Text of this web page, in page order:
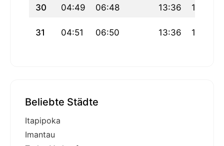
30 04:49 06:48 13:36 17:21
31 04:51 06:50 13:36 17:19
Beliebte Städte
Itapipoka
Imantau